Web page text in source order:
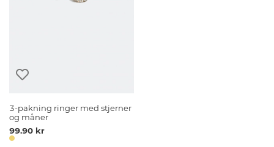
3-pakning ringer med stjerner
og måner
99.90 kr